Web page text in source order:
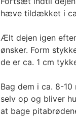
hæve tildækket i
Ælt dejen igen
ønsker. Form
de er ca. 1 cm
Bag dem i ca. 8-
selv op og bliver
at bage